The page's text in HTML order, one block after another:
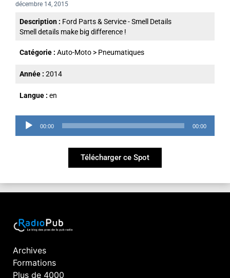
décembre 14, 2015
Description : Ford Parts & Service - Smell Details
Smell details make big difference !
Catégorie : Auto-Moto > Pneumatiques
Année : 2014
Langue : en
Lecteur
audio
00:00 00:00
Télécharger ce Spot
Archives
Formations
Plus de 4000